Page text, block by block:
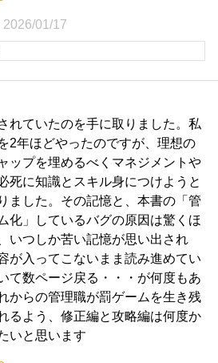
2026/01/17
れていたのを手に取りました。私
2年ほどやったのですが、理想の
ップを埋めるべくマネジメントや
死に知識とスキル身につけようと
ました。その記憶と、本書の「管
化」しているバグの原因は驚くほ
いつしか苦い記憶が思い出され
が入ってこないまま読み進めてい
て数ページ戻る・・・が何度もあ
からの管理職が罰ゲームを生き残
るよう、修正編と攻略編は何度か
いと思います